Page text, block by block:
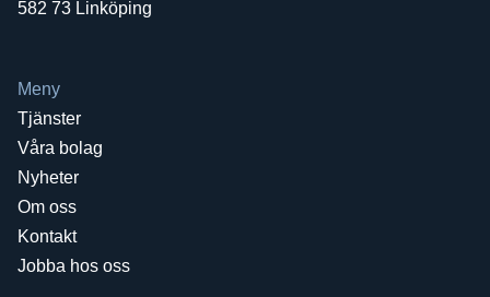
582 73 Linköping
Meny
Tjänster
Våra bolag
Nyheter
Om oss
Kontakt
Jobba hos oss